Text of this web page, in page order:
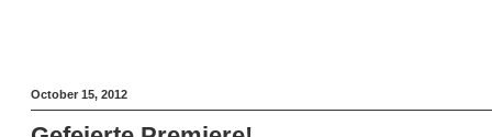
October 15, 2012